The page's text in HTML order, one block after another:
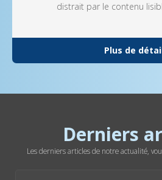
distrait par le contenu
Plus de
Derniers
Les derniers articles de notre actualité,